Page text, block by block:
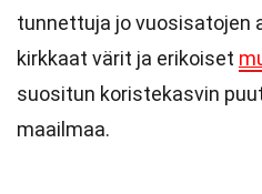
tunnettuja jo vuosisatojen
kirkkaat värit ja erikoiset
suositun koristekasvin
maailmaa.